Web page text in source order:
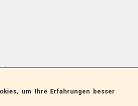
um Ihre Erfahrungen besser